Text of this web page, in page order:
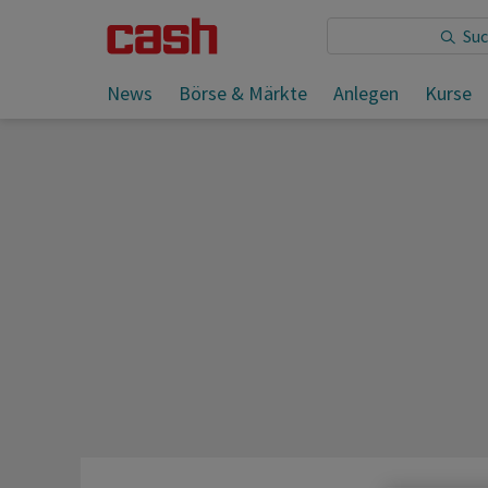
News Börse & Märkte Anlegen Kurse
Sie lesen: